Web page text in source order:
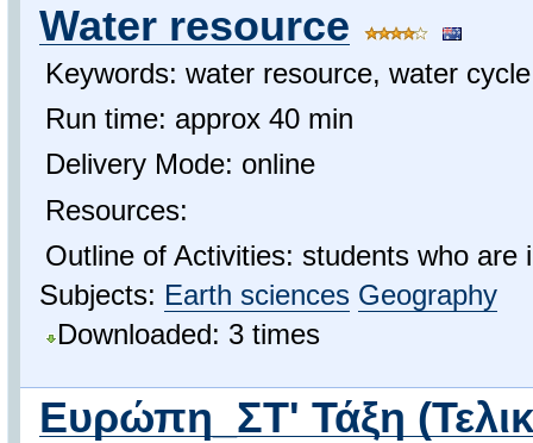
Water resource
Keywords: water resource, water
Run time: approx 40 min
Delivery Mode: online
Resources:
Outline of Activities: students who
Subjects: Earth sciences Geography
Downloaded: 3 times
Ευρώπη_ΣΤ' Τάξη